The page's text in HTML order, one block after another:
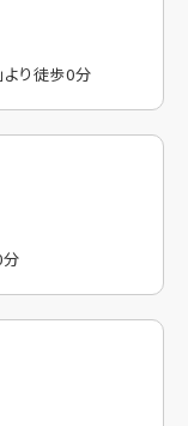
より徒歩0分
分